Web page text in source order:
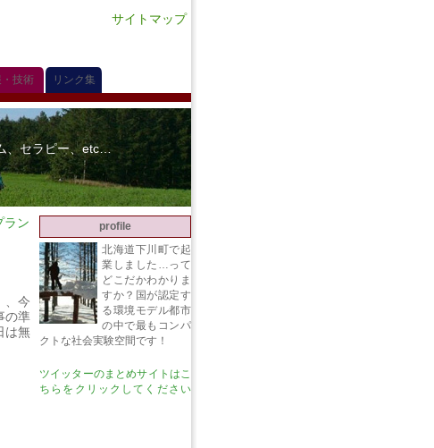
サイトマップ
技術 リンク集
、セラピー、etc…
ラン
、今
の準
は無
profile
北海道下川町で起
業しました…って
どこだかわかりま
すか？国が認定す
る環境モデル都市
の中で最もコンパ
クトな社会実験空間です！
ツイッターのまとめサイトはこ
ちらをクリックしてください